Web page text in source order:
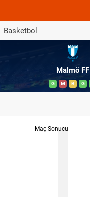
Basketbol
Malmö FF
G M B G
Maç Sonucu